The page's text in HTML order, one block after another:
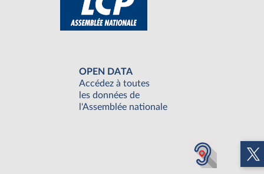
OPEN DATA
Accédez à toutes
les données de
l'Assemblée nationale